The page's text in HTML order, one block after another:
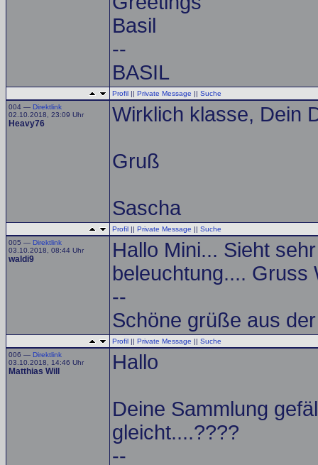
Basil
--
BASIL
Profil || Private Message || Suche
004 — Direktlink
02.10.2018, 23:09 Uhr
Heavy76 Wirklich klasse, Dein
Gruß
Sascha
Profil || Private Message || Suche
005 — Direktlink
03.10.2018, 08:44 Uhr
waldi9
Hallo Mini... Sieht
beleuchtung.... Gruss
--
Schöne grüße aus
Profil || Private Message || Suche
006 — Direktlink
03.10.2018, 14:46 Uhr
Matthias Will Hallo
Deine Sammlung
gleicht....????
--